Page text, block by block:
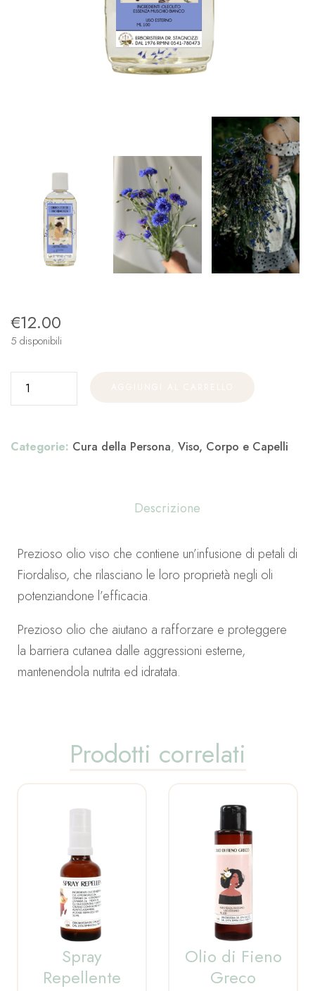
€12.00
5 disponibili
Categorie: Cura della Persona, Viso, Corpo e Capelli
Descrizione
Prezioso olio viso che contiene un’infusione di petali di
Fiordaliso, che rilasciano le loro proprietà negli oli
potenziandone l’efficacia.
Prezioso olio che aiutano a rafforzare e proteggere
la barriera cutanea dalle aggressioni esterne,
mantenendola nutrita ed idratata.
Prodotti correlati
Spray
Repellente
Olio di Fieno
Greco